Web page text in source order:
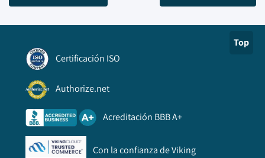
Top
Certificación ISO
Authorize.net
Acreditación BBB A+
Con la confianza de Viking